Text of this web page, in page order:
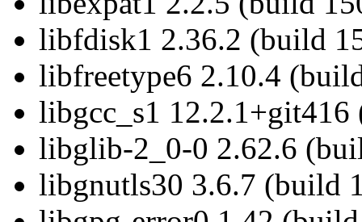
libfdisk1 2.36.2 (build
libfreetype6 2.10.4
libgcc_s1
libglib-2_0-0 2.62.6
libgnutls30 3.6.7 (build